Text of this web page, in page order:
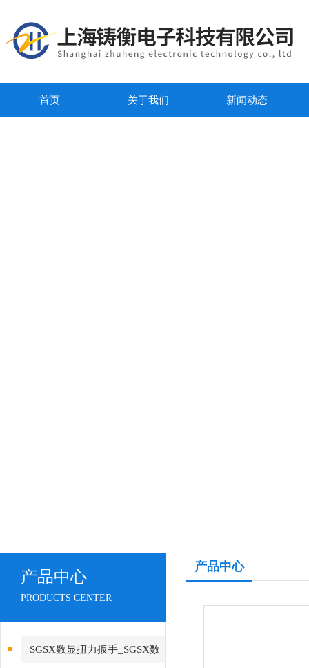
首页 关于我们 新闻动态
产品中心
PRODUCTS CENTER
SGSX数显扭力扳手_SGSX数
产品中心